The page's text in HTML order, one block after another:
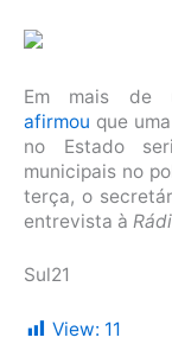
Em mais de
afirmou que
no Estado
municipais no
terça, o
entrevista à
Sul21
View: 11